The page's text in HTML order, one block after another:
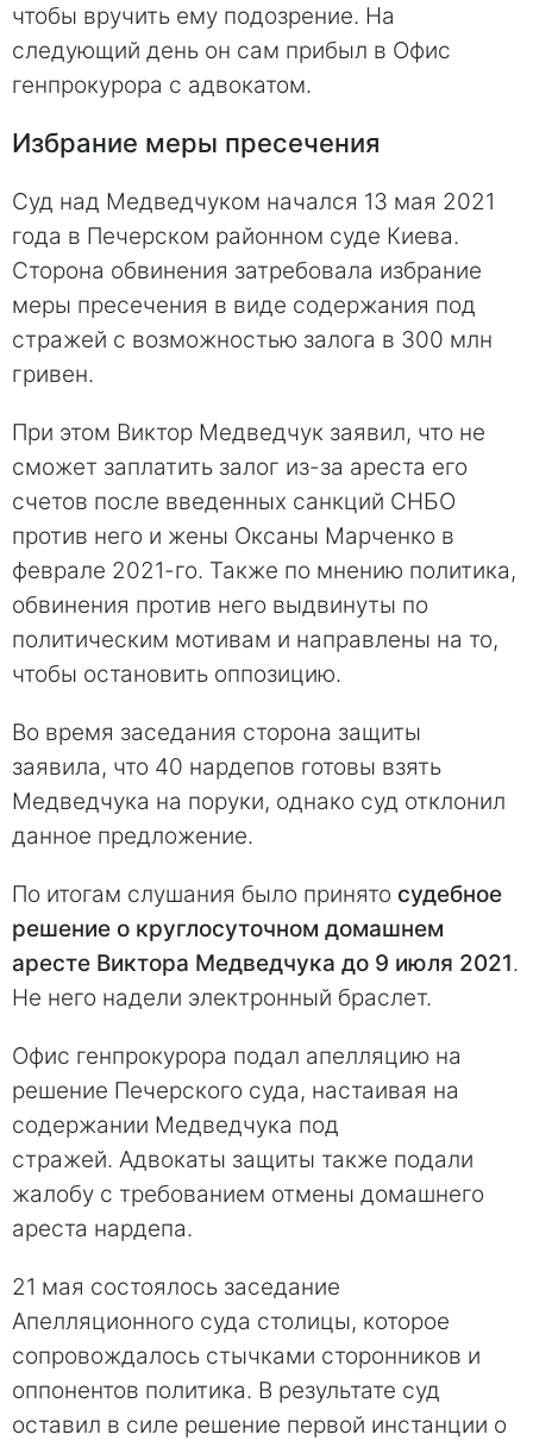
чтобы вручить ему подозрение. На
следующий день он сам прибыл в Офис
генпрокурора с адвокатом.
Избрание меры пресечения
Суд над Медведчуком начался 13 мая 2021
года в Печерском районном суде Киева.
Сторона обвинения затребовала избрание
меры пресечения в виде содержания под
стражей с возможностью залога в 300 млн
гривен.
При этом Виктор Медведчук заявил, что не
сможет заплатить залог из-за ареста его
счетов после введенных санкций СНБО
против него и жены Оксаны Марченко в
феврале 2021-го. Также по мнению политика,
обвинения против него выдвинуты по
политическим мотивам и направлены на то,
чтобы остановить оппозицию.
Во время заседания сторона защиты
заявила, что 40 нардепов готовы взять
Медведчука на поруки, однако суд отклонил
данное предложение.
По итогам слушания было принято судебное
решение о круглосуточном домашнем
аресте Виктора Медведчука до 9 июля 2021.
Не него надели электронный браслет.
Офис генпрокурора подал апелляцию на
решение Печерского суда, настаивая на
содержании Медведчука под
стражей. Адвокаты защиты также подали
жалобу с требованием отмены домашнего
ареста нардепа.
21 мая состоялось заседание
Апелляционного суда столицы, которое
сопровождалось стычками сторонников и
оппонентов политика. В результате суд
оставил в силе решение первой инстанции о